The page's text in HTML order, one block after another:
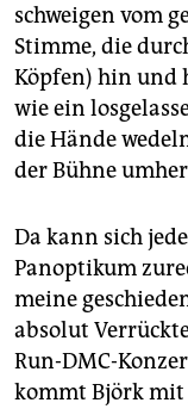
schweigen vom
Stimme, die
Köpfen) hin und
wie ein
die Hände
der Bühne
Da kann sich
Panoptikum
meine
absolut
Run-DMC-
kommt Björk mit